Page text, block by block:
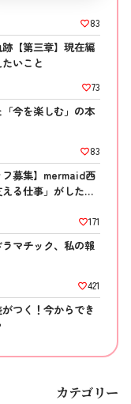
83
【第三章】現在編
いこと
73
今を楽しむ」の本
83
フ募集】mermaid西
る仕事」がしたい
171
マチック、私の報
421
つく！今からでき
カテゴリー